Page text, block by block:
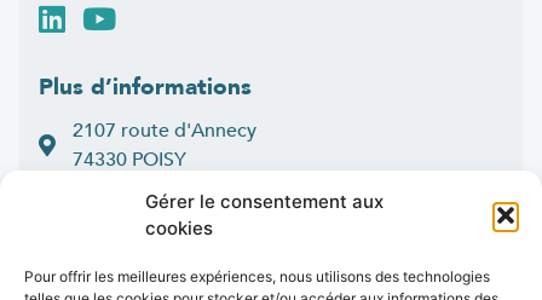
Gérer le consentement aux
cookies
Pour offrir les meilleures expériences, nous utilisons des technologies
Plus d’informations
2107 route d'Annecy
74330 POISY
04 50 33 50 60
Lun > jeu : 9h-12h et 14h-16h30
Ven:9h-12h et 14h-16h